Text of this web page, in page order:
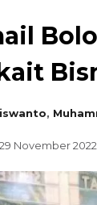
,
November